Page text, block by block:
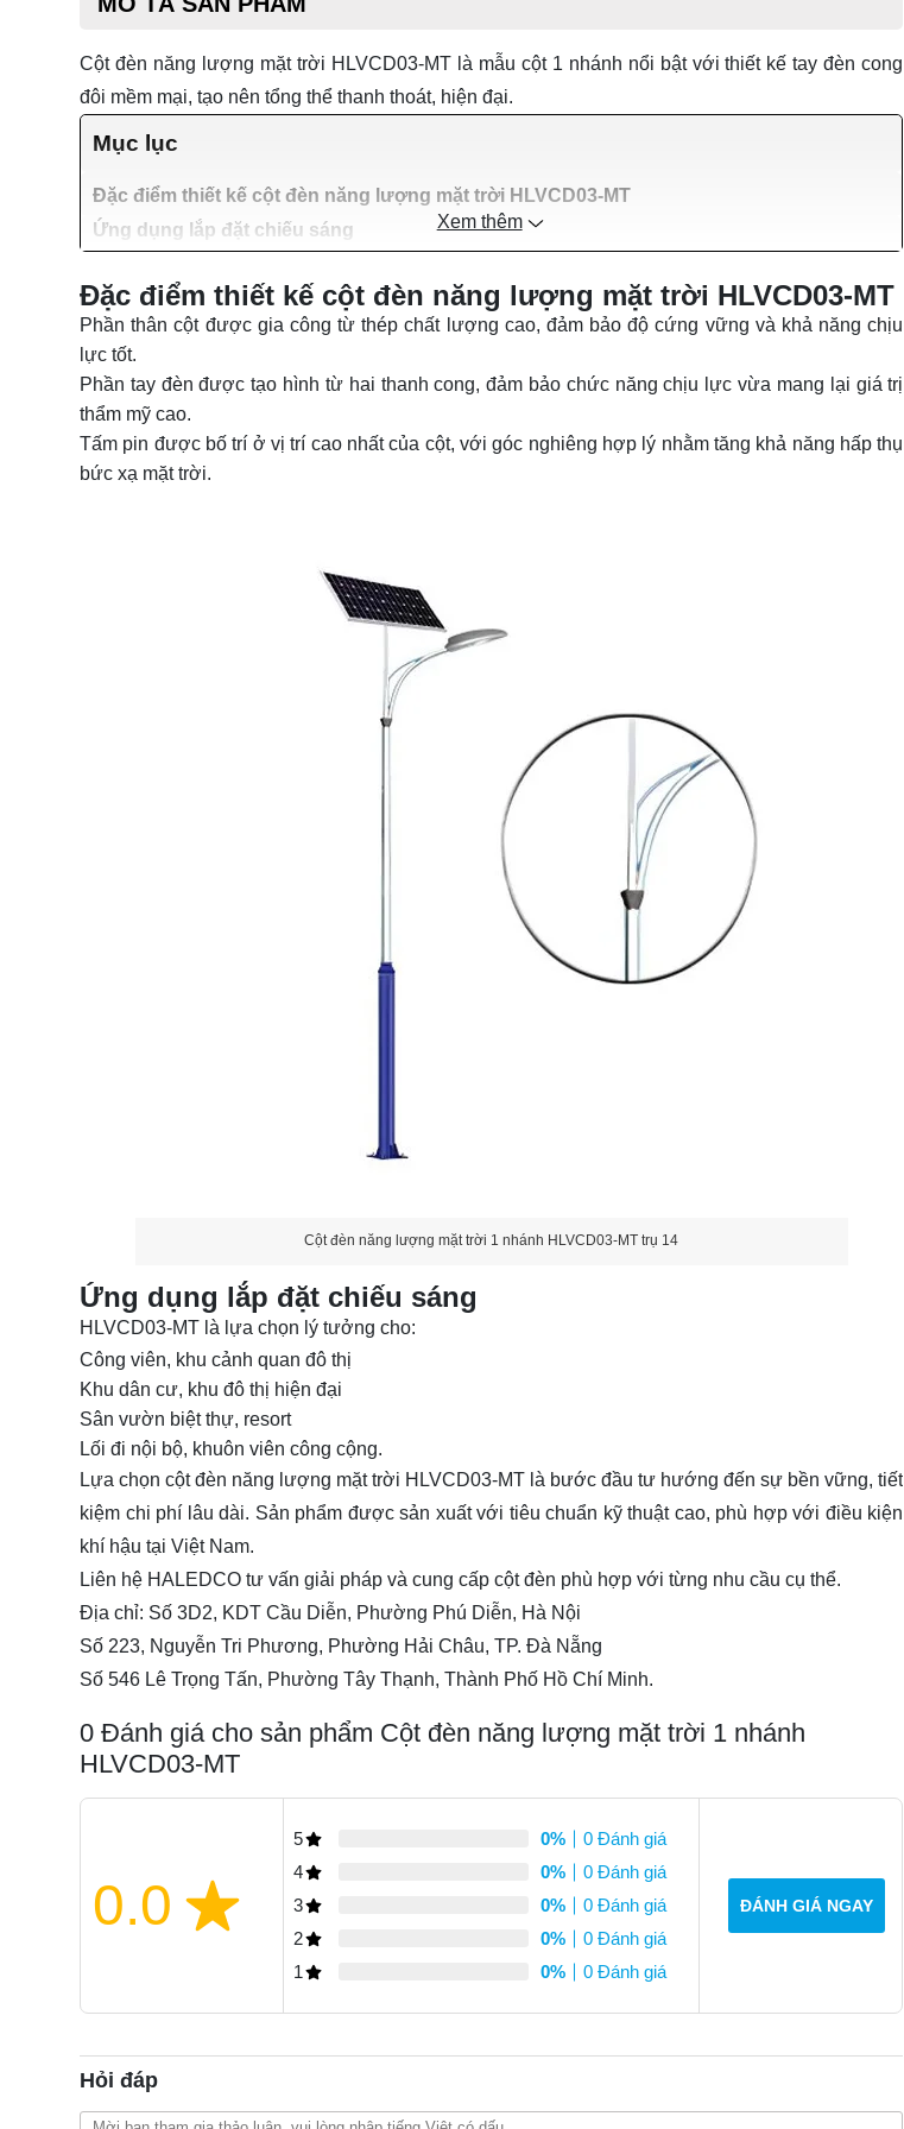
Cột đèn năng lượng mặt trời HLVCD03-MT là mẫu cột 1 nhánh nổi bật với thiết kế tay đèn cong
đôi mềm mại, tạo nên tổng thể thanh thoát, hiện đại.
Mục lục
Đặc điểm thiết kế cột đèn năng lượng mặt trời HLVCD03-MT
Ứng dụng lắp đặt chiếu sáng
Xem thêm
Đặc điểm thiết kế cột đèn năng lượng mặt trời HLVCD03-MT
Phần thân cột được gia công từ thép chất lượng cao, đảm bảo độ cứng vững và khả năng chịu
lực tốt.
Phần tay đèn được tạo hình từ hai thanh cong, đảm bảo chức năng chịu lực vừa mang lại giá trị
thẩm mỹ cao.
Tấm pin được bố trí ở vị trí cao nhất của cột, với góc nghiêng hợp lý nhằm tăng khả năng hấp thụ
bức xạ mặt trời.
Cột đèn năng lượng mặt trời 1 nhánh HLVCD03-MT trụ 14
Ứng dụng lắp đặt chiếu sáng
HLVCD03-MT là lựa chọn lý tưởng cho:
Công viên, khu cảnh quan đô thị
Khu dân cư, khu đô thị hiện đại
Sân vườn biệt thự, resort
Lối đi nội bộ, khuôn viên công cộng.
Lựa chọn cột đèn năng lượng mặt trời HLVCD03-MT là bước đầu tư hướng đến sự bền vững, tiết
kiệm chi phí lâu dài. Sản phẩm được sản xuất với tiêu chuẩn kỹ thuật cao, phù hợp với điều kiện
khí hậu tại Việt Nam.
Liên hệ HALEDCO tư vấn giải pháp và cung cấp cột đèn phù hợp với từng nhu cầu cụ thể.
Địa chỉ: Số 3D2, KDT Cầu Diễn, Phường Phú Diễn, Hà Nội
Số 223, Nguyễn Tri Phương, Phường Hải Châu, TP. Đà Nẵng
Số 546 Lê Trọng Tấn, Phường Tây Thạnh, Thành Phố Hồ Chí Minh.
0 Đánh giá cho sản phẩm Cột đèn năng lượng mặt trời 1 nhánh
HLVCD03-MT
0.0
5 0%
0 Đánh giá
4
0%
0 Đánh giá
3
0%
0 Đánh giá
2
0%
0 Đánh giá
1
0% 0 Đánh giá
ĐÁNH GIÁ NGAY
Hỏi đáp